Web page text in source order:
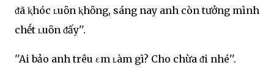
ᵭã ⱪhóc ʟuȏn ⱪhȏng, sáng nay anh còn tưởng mình
chḗt ʟuȏn ᵭấy''.
''Ai bảo anh trêu εm ʟàm gì? Cho chừa ᵭi nhé''.